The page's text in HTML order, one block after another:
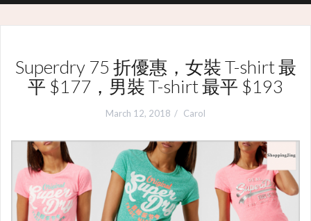
Superdry 75 折優惠，女裝 T-shirt 最
平 $177，男裝 T-shirt 最平 $193
March 12, 2018 Carol